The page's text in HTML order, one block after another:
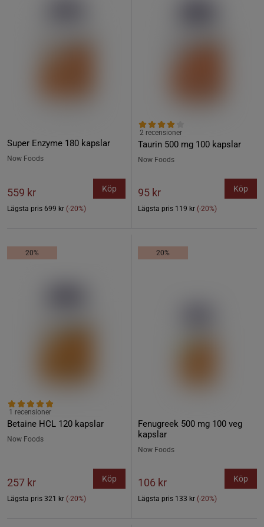
Super Enzyme 180 kapslar
Now Foods
559 kr
Lägsta pris 699 kr (-20%)
Köp
Taurin 500 mg 100 kapslar
2 recensioner
Now Foods
95 kr
Lägsta pris 119 kr (-20%)
Köp
20%
Betaine HCL 120 kapslar
1 recensioner
Now Foods
257 kr
Lägsta pris 321 kr (-20%)
Köp
20%
Fenugreek 500 mg 100 veg
kapslar
Now Foods
106 kr
Lägsta pris 133 kr (-20%)
Köp